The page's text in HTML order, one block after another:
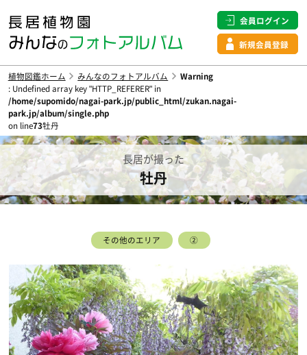
会員ログイン
新規会員登録
植物図鑑ホーム みんなのフォトアルバム
Warning
: Undefined array key "HTTP_REFERER" in
/home/supomido/nagai-park.jp/public_html/zukan.nagai-
park.jp/album/single.php
on line73牡丹
長居が撮った
牡丹
その他のエリア ②